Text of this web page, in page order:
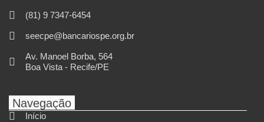
(81) 9 7347-6454
seecpe@bancariospe.org.br
Av. Manoel Borba, 564
Boa Vista - Recife/PE
Navegação
Início